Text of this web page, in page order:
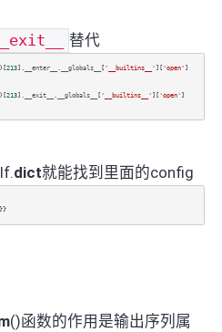
__exit__ 替代
213] . __enter__ . __globals__ [ '__builtins__' ][ 'open' ]
213] . __exit__ . __globals__ [ '__builtins__' ][ 'open' ]
dict就能找到里面的config
()函数的作用是输出序列属